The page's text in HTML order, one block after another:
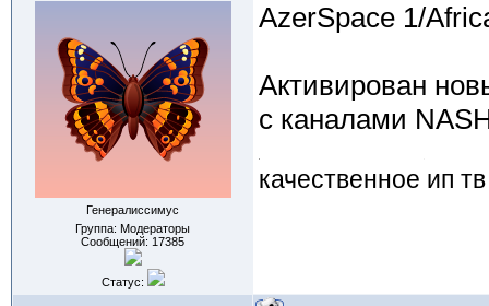
Генералиссимус
Группа: Модераторы
Сообщений: 17385
Статус:
AzerSpace 1/
Активирован
с каналами
качественное ип